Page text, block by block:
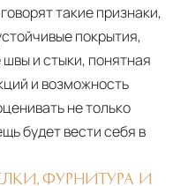
такие признаки,
покрытия,
и стыки, понятная
и возможность
не только
будет вести себя в
ФУРНИТУРА И